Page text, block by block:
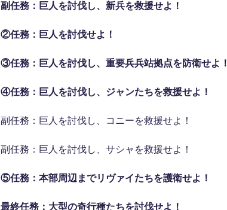
副任務：巨人を討伐し、新兵を救援せよ！
②任務：巨人を討伐せよ！
③任務：巨人を討伐し、重要兵兵站拠点を防衛せよ！
④任務：巨人を討伐し、ジャンたちを救援せよ！
副任務：巨人を討伐し、コニーを救援せよ！
副任務：巨人を討伐し、サシャを救援せよ！
⑤任務：本部周辺までリヴァイたちを護衛せよ！
最終任務：大型の奇行種たちを討伐せよ！